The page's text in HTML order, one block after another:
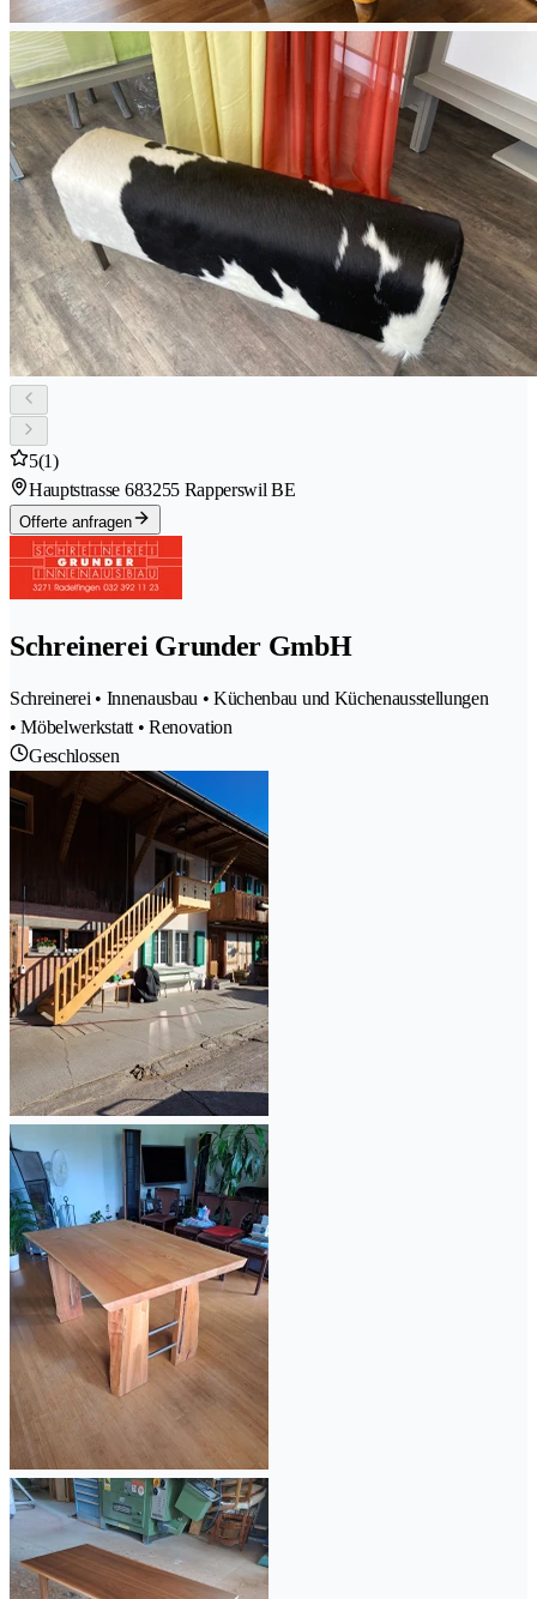
5(1)
Hauptstrasse 683255 Rapperswil BE
Offerte anfragen
Schreinerei Grunder GmbH
Schreinerei • Innenausbau • Küchenbau und Küchenausstellungen
• Möbelwerkstatt • Renovation
Geschlossen